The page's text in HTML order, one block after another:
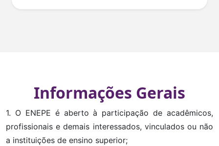
Informações Gerais
1. O ENEPE é aberto à participação de acadêmicos,
profissionais e demais interessados, vinculados ou não
a instituições de ensino superior;